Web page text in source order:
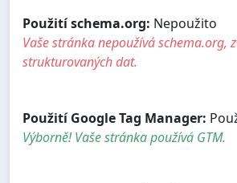
Použití schema.org: Nepoužito
Vaše stránka nepoužívá schema.org,
strukturovaných dat.
Použití Google Tag Manager:
Výborně! Vaše stránka používá GTM.